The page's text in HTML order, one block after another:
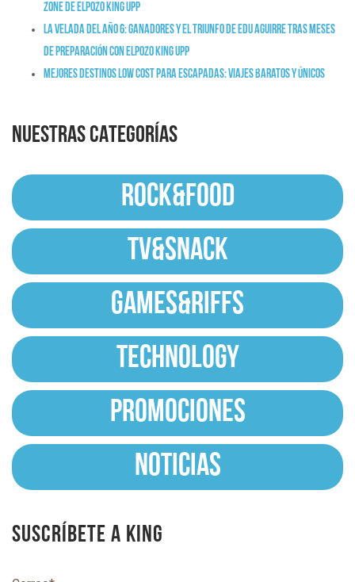
Zone de ElPozo King Upp
La Velada del Año 6: ganadores y el triunfo de Edu Aguirre tras meses
de preparación con ElPozo King Upp
Mejores destinos low cost para escapadas: viajes baratos y únicos
NUESTRAS CATEGORÍAS
ROCK&FOOD
TV&SNACK
GAMES&RIFFS
TECHNOLOGY
PROMOCIONES
NOTICIAS
Suscríbete a King